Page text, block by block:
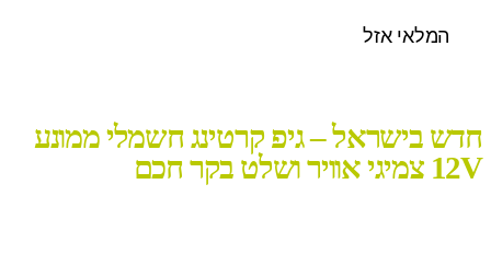
המלאי אזל
חדש בישראל – גיפ קרטינג חשמלי ממונע
12V צמיגי אוויר ושלט בקר חכם